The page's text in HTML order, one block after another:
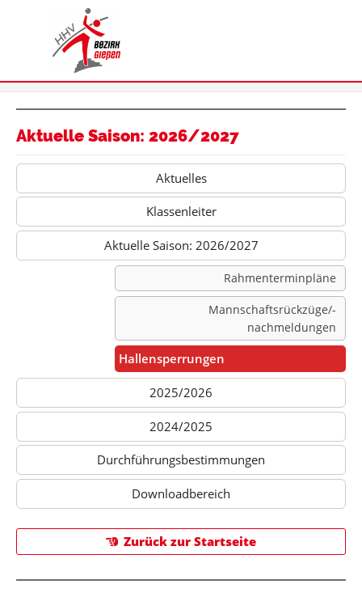
Aktuelle Saison: 2026/2027
Aktuelles
Klassenleiter
Aktuelle Saison: 2026/2027
Rahmenterminpläne
Mannschaftsrückzüge/-
nachmeldungen
Hallensperrungen
2025/2026
2024/2025
Durchführungsbestimmungen
Downloadbereich
Zurück zur Startseite